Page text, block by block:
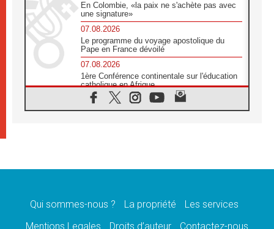
En Colombie, «la paix ne s'achète pas avec
une signature»
07.08.2026
Le programme du voyage apostolique du
Pape en France dévoilé
07.08.2026
1ère Conférence continentale sur l'éducation
catholique en Afrique
07.08.2026
Un logo symbolique pour la venue du Pape
07.08.2026
Préparatifs des JMJ 2027 à Séoul: «c'est
Qui sommes-nous ? La propriété
Les services
Mentions Legales
Droits d’auteur Contactez-nous